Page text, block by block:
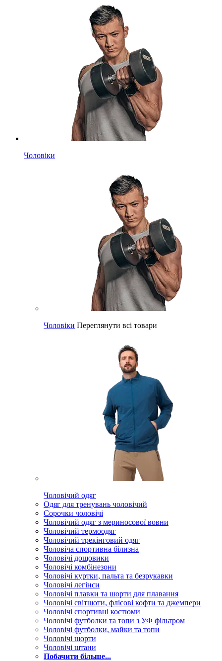
Чоловіки
Чоловіки Переглянути всі товари
Чоловічий одяг
Одяг для тренувань чоловічий
Сорочки чоловічі
Чоловічий одяг з мериносової вовни
Чоловічий термоодяг
Чоловічий трекінговий одяг
Чоловіча спортивна білизна
Чоловічі дощовики
Чоловічі комбінезони
Чоловічі куртки, пальта та безрукавки
Чоловічі легінси
Чоловічі плавки та шорти для плавання
Чоловічі світшоти, флісові кофти та джемпери
Чоловічі спортивні костюми
Чоловічі футболки та топи з УФ фільтром
Чоловічі футболки, майки та топи
Чоловічі шорти
Чоловічі штани
Побачити більше...